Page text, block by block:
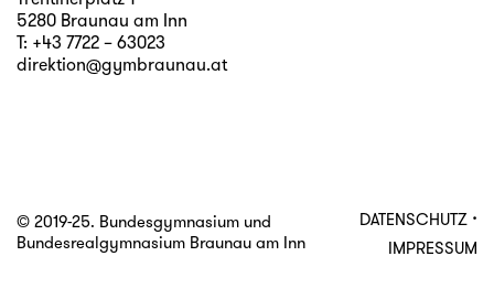
5280 Braunau am Inn
T: +43 7722 – 63023
direktion@gymbraunau.at
DATENSCHUTZ·
IMPRESSUM
© 2019-25. Bundesgymnasium und
Bundesrealgymnasium Braunau am Inn